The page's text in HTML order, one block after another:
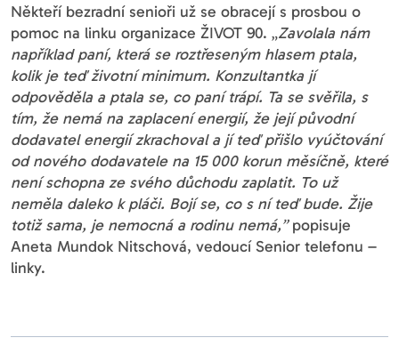
Někteří bezradní senioři už se obracejí s prosbou o
pomoc na linku organizace ŽIVOT 90. „Zavolala nám
například paní, která se roztřeseným hlasem ptala,
kolik je teď životní minimum. Konzultantka jí
odpověděla a ptala se, co paní trápí. Ta se svěřila, s
tím, že nemá na zaplacení energií, že její původní
dodavatel energií zkrachoval a jí teď přišlo vyúčtování
od nového dodavatele na 15 000 korun měsíčně, které
není schopna ze svého důchodu zaplatit. To už
neměla daleko k pláči. Bojí se, co s ní teď bude. Žije
totiž sama, je nemocná a rodinu nemá,”popisuje
Aneta Mundok Nitschová, vedoucí Senior telefonu –
linky.